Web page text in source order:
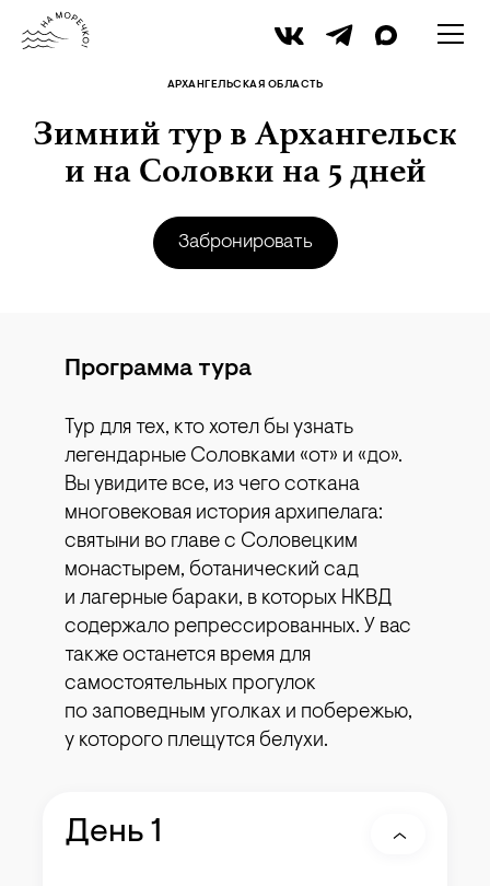
АРХАНГЕЛЬСКАЯ ОБЛАСТЬ
Зимний тур в Архангельск
и на Соловки на 5 дней
Забронировать
Программа тура
Тур для тех, кто хотел бы узнать
легендарные Соловками «от» и «до».
Вы увидите все, из чего соткана
многовековая история архипелага:
святыни во главе с Соловецким
монастырем, ботанический сад
и лагерные бараки, в которых НКВД
содержало репрессированных. У вас
также останется время для
самостоятельных прогулок
по заповедным уголках и побережью,
у которого плещутся белухи.
День 1